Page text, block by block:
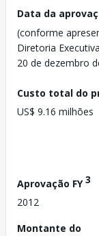
Data da
(conforme
Diretoria
20 de dezembro
Custo total do
US$ 9.16 milhões
Aprovação FY3
2012
Montante do